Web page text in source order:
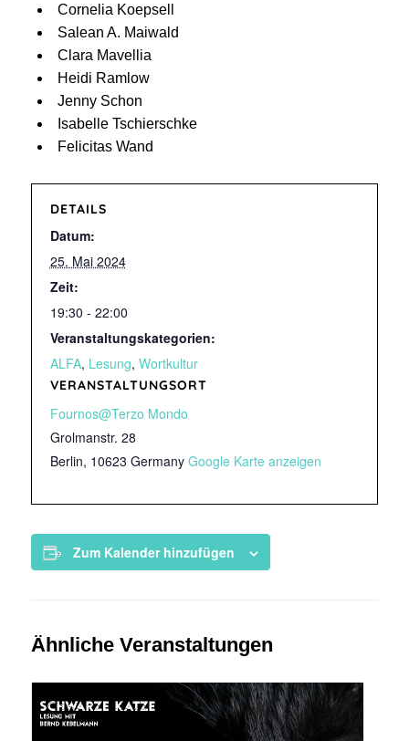
Cornelia Koepsell
Salean A. Maiwald
Clara Mavellia
Heidi Ramlow
Jenny Schon
Isabelle Tschierschke
Felicitas Wand
DETAILS
Datum:
25. Mai 2024
Zeit:
19:30 - 22:00
Veranstaltungskategorien:
ALFA, Lesung, Wortkultur
VERANSTALTUNGSORT
Fournos@Terzo Mondo
Grolmanstr. 28
Berlin, 10623 Germany Google Karte anzeigen
Zum Kalender hinzufügen
Ähnliche Veranstaltungen